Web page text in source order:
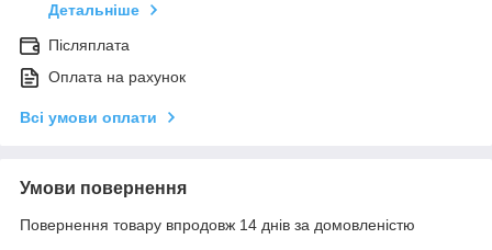
Детальніше
Післяплата
Оплата на рахунок
Всі умови оплати
Умови повернення
Повернення товару впродовж 14 днів за домовленістю